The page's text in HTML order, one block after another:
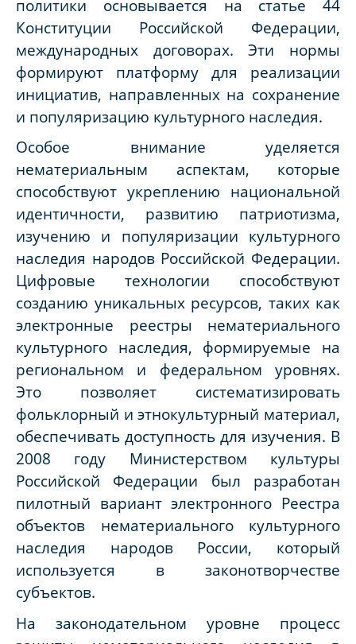
политики основывается на статье 44
Конституции Российской Федерации,
международных договорах. Эти нормы
формируют платформу для реализации
инициатив, направленных на сохранение
и популяризацию культурного наследия.
Особое внимание уделяется
нематериальным аспектам, которые
способствуют укреплению национальной
идентичности, развитию патриотизма,
изучению и популяризации культурного
наследия народов Российской Федерации.
Цифровые технологии способствуют
созданию уникальных ресурсов, таких как
электронные реестры нематериального
культурного наследия, формируемые на
региональном и федеральном уровнях.
Это позволяет систематизировать
фольклорный и этнокультурный материал,
обеспечивать доступность для изучения. В
2008 году Министерством культуры
Российской Федерации был разработан
пилотный вариант электронного Реестра
объектов нематериального культурного
наследия народов России, который
используется в законотворчестве
субъектов.
На законодательном уровне процесс